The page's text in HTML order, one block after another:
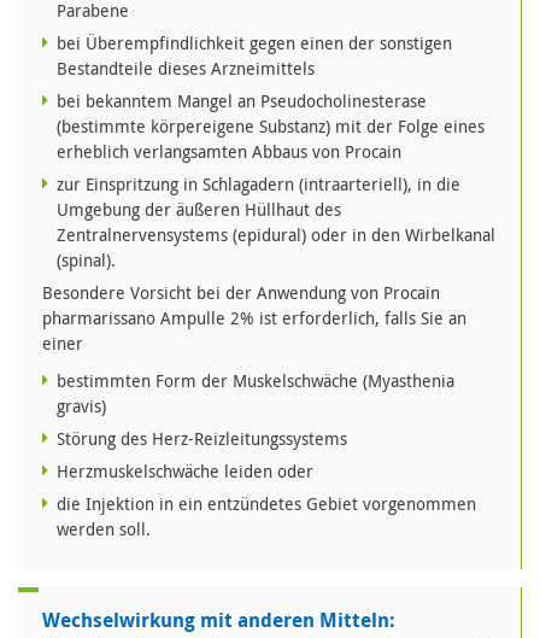
Parabene
bei Überempfindlichkeit gegen einen der sonstigen
Bestandteile dieses Arzneimittels
bei bekanntem Mangel an Pseudocholinesterase
(bestimmte körpereigene Substanz) mit der Folge eines
erheblich verlangsamten Abbaus von Procain
zur Einspritzung in Schlagadern (intraarteriell), in die
Umgebung der äußeren Hüllhaut des
Zentralnervensystems (epidural) oder in den Wirbelkanal
(spinal).
Besondere Vorsicht bei der Anwendung von Procain
pharmarissano Ampulle 2% ist erforderlich, falls Sie an
einer
bestimmten Form der Muskelschwäche (Myasthenia
gravis)
Störung des Herz-Reizleitungssystems
Herzmuskelschwäche leiden oder
die Injektion in ein entzündetes Gebiet vorgenommen
werden soll.
Wechselwirkung mit anderen Mitteln: